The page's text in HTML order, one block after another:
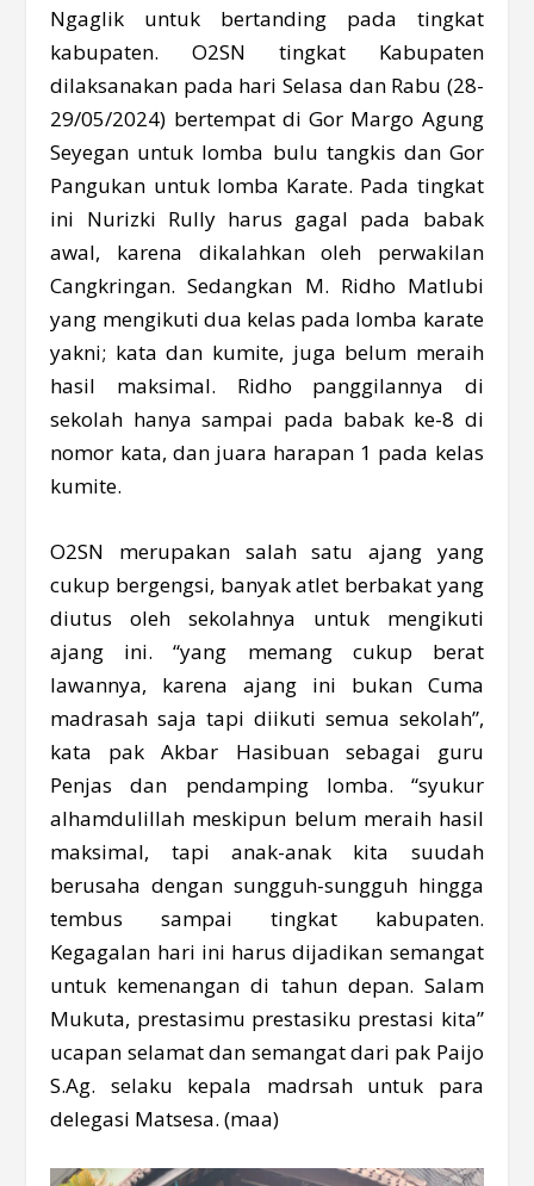
Ngaglik untuk bertanding pada tingkat
kabupaten. O2SN tingkat Kabupaten
dilaksanakan pada hari Selasa dan Rabu (28-
29/05/2024) bertempat di Gor Margo Agung
Seyegan untuk lomba bulu tangkis dan Gor
Pangukan untuk lomba Karate. Pada tingkat
ini Nurizki Rully harus gagal pada babak
awal, karena dikalahkan oleh perwakilan
Cangkringan. Sedangkan M. Ridho Matlubi
yang mengikuti dua kelas pada lomba karate
yakni; kata dan kumite, juga belum meraih
hasil maksimal. Ridho panggilannya di
sekolah hanya sampai pada babak ke-8 di
nomor kata, dan juara harapan 1 pada kelas
kumite.
O2SN merupakan salah satu ajang yang
cukup bergengsi, banyak atlet berbakat yang
diutus oleh sekolahnya untuk mengikuti
ajang ini. “yang memang cukup berat
lawannya, karena ajang ini bukan Cuma
madrasah saja tapi diikuti semua sekolah”,
kata pak Akbar Hasibuan sebagai guru
Penjas dan pendamping lomba. “syukur
alhamdulillah meskipun belum meraih hasil
maksimal, tapi anak-anak kita suudah
berusaha dengan sungguh-sungguh hingga
tembus sampai tingkat kabupaten.
Kegagalan hari ini harus dijadikan semangat
untuk kemenangan di tahun depan. Salam
Mukuta, prestasimu prestasiku prestasi kita”
ucapan selamat dan semangat dari pak Paijo
S.Ag. selaku kepala madrsah untuk para
delegasi Matsesa. (maa)